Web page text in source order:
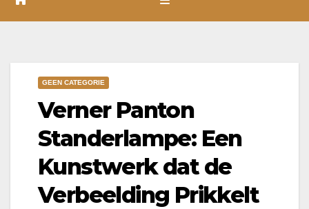
GEEN CATEGORIE
Verner Panton
Standerlampe: Een
Kunstwerk dat de
Verbeelding Prikkelt